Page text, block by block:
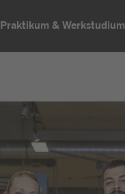
Praktikum & Werkstudium